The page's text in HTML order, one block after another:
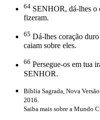
64 SENHOR, dá-lhes o
fizeram.
65 Dá-lhes coração
caiam sobre eles.
66 Persegue-os em tua
SENHOR.
Bíblia Sagrada, Nova
2016.
Saiba mais sobre a Mundo